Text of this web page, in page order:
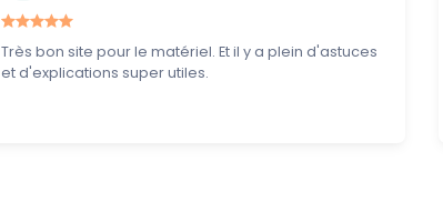
Très bon site pour le matériel. Et il y a plein d'astuces
et d'explications super utiles.